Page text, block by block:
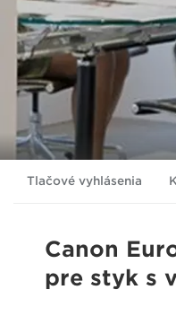
Tlačové vyhlásenia
Canon
pre styk s